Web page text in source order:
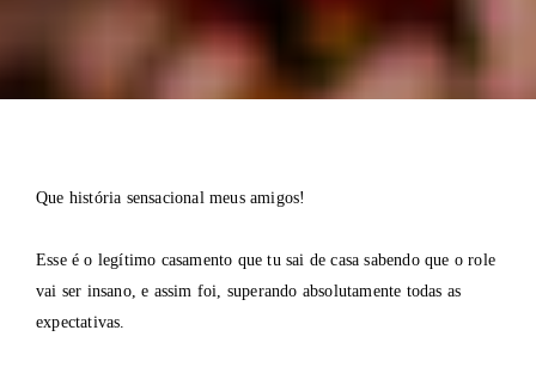
Que história sensacional meus amigos!
Esse é o legítimo casamento que tu sai de casa sabendo que o role
vai ser insano, e assim foi, superando absolutamente todas as
expectativas.